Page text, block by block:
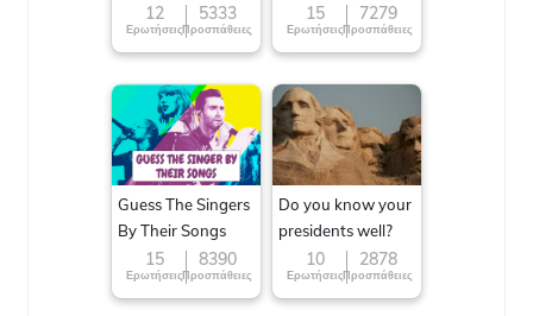
character
12
Ερωτήσεις
5333
Προσπάθειες
15
Ερωτήσεις
7279
Προσπάθειες
Guess The Singers
By Their Songs
15
Ερωτήσεις
8390
Προσπάθειες
Do you know your
presidents well?
10
Ερωτήσεις
2878
Προσπάθειες